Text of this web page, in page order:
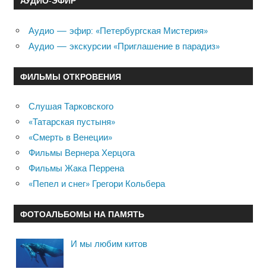
Аудио — эфир: «Петербургская Мистерия»
Аудио — экскурсии «Приглашение в парадиз»
ФИЛЬМЫ ОТКРОВЕНИЯ
Слушая Тарковского
«Татарская пустыня»
«Смерть в Венеции»
Фильмы Вернера Херцога
Фильмы Жака Перрена
«Пепел и снег» Грегори Кольбера
ФОТОАЛЬБОМЫ НА ПАМЯТЬ
И мы любим китов